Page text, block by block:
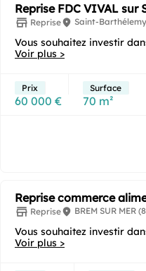
Reprise FDC VIVAL sur
Reprise Saint-
Vous souhaitez investir
franchise clé en main sous
Voir plus >
Prix
60 000 €
Surface
70 m²
Reprise commerce
Reprise BREM SUR MER
Vous souhaitez investir
franchise clé en main sous
Voir plus >